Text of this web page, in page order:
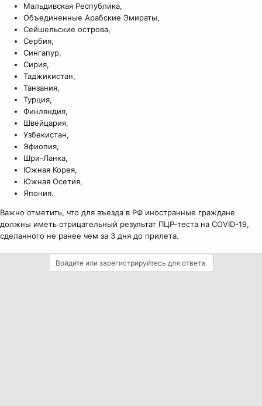
Мальдивская Республика,
Объединенные Арабские Эмираты,
Сейшельские острова,
Сербия,
Сингапур,
Сирия,
Таджикистан,
Танзания,
Турция,
Финляндия,
Швейцария,
Узбекистан,
Эфиопия,
Шри-Ланка,
Южная Корея,
Южная Осетия,
Япония.
Важно отметить, что для въезда в РФ иностранные граждане
должны иметь отрицательный результат ПЦР-теста на COVID-19,
сделанного не ранее чем за 3 дня до прилета.
Войдите или зарегистрируйтесь для ответа.